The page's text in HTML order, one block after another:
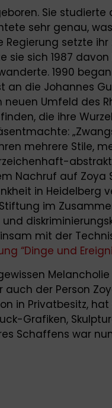
Sie studierte
sehr genau,
Regierung setzte
sich 1987 davon
1990
an die Johannes
neuen Umfeld des
die ihre
mehrere Stile,
Nachruf auf Zoya
in Heidelberg
im
mit der
“Dinge und
der Person
in Privatbesitz, hat
Grafiken,
Schaffens war